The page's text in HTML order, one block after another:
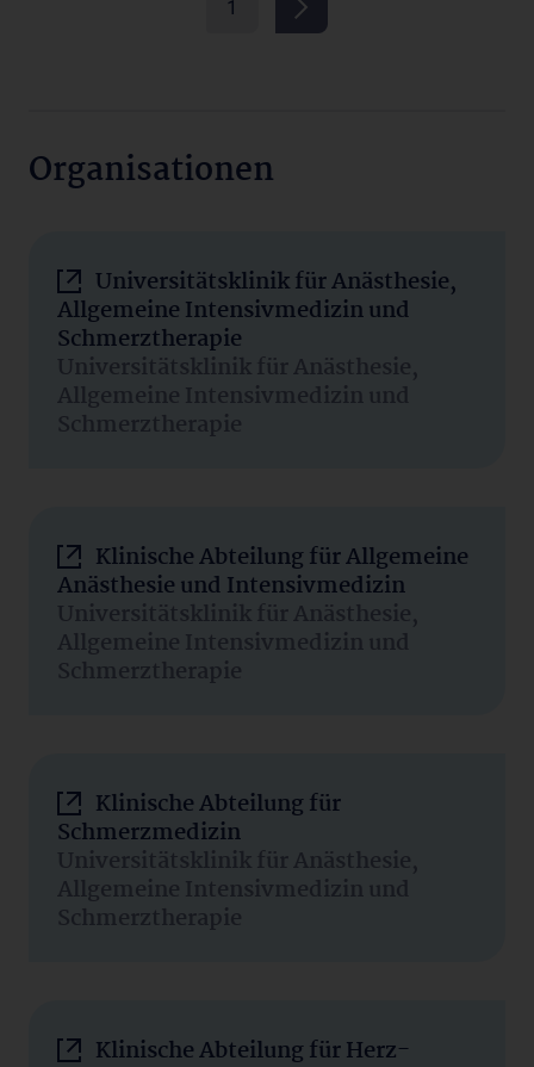
1
Organisationen
Universitätsklinik für Anästhesie,
Allgemeine Intensivmedizin und
Schmerztherapie
Universitätsklinik für Anästhesie,
Allgemeine Intensivmedizin und
Schmerztherapie
Klinische Abteilung für Allgemeine
Anästhesie und Intensivmedizin
Universitätsklinik für Anästhesie,
Allgemeine Intensivmedizin und
Schmerztherapie
Klinische Abteilung für
Schmerzmedizin
Universitätsklinik für Anästhesie,
Allgemeine Intensivmedizin und
Schmerztherapie
Klinische Abteilung für Herz-